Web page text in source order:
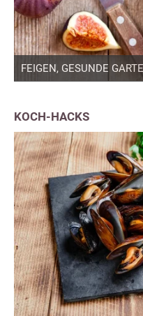
KOCH-HACKS